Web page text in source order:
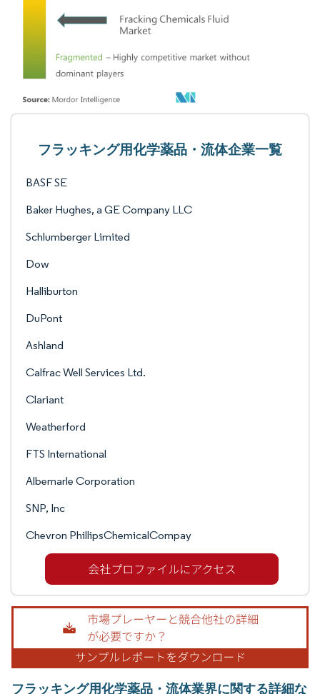
フラッキング用化学薬品・流体企業一覧
BASF SE
Baker Hughes, a GE Company LLC
Schlumberger Limited
Dow
Halliburton
DuPont
Ashland
Calfrac Well Services Ltd.
Clariant
Weatherford
FTS International
Albemarle Corporation
SNP, Inc
Chevron PhillipsChemicalCompay
フラッキング用化学薬品・流体業界に関する詳細な